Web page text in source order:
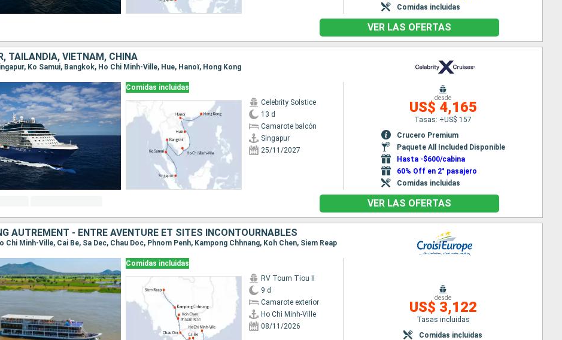
Comidas incluidas
VER LAS OFERTAS
TAILANDIA, VIETNAM, CHINA
Ko Samui, Bangkok, Ho Chi Minh-Ville, Hue, Hanoï, Hong Kong
Comidas incluidas
Celebrity Solstice
13 d
Camarote balcón
Singapur
25/11/2027
desde
US$ 4,165
Tasas: +US$ 157
Crucero Premium
Paquete All Included Disponible
Hasta -$600/cabina
60% Off en 2° pasajero
Comidas incluidas
VER LAS OFERTAS
AUTREMENT - ENTRE AVENTURE ET SITES INCONTOURNABLES
Chi Minh-Ville, Cai Be, Sa Dec, Chau Doc, Phnom Penh, Kampong Chhnang, Koh Chen, Siem Reap
Comidas incluidas
RV Toum Tiou II
9 d
Camarote exterior
Ho Chi Minh-Ville
08/11/2026
desde
US$ 3,122
Tasas incluidas
Comidas incluidas